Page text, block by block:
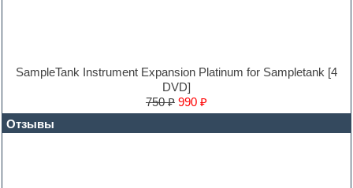
Loops
Maschine Expansion
Mastering plug-ins
MIDI files
SampleTank Instrument Expansion Platinum for Sampletank [4
DVD]
750 ₽ 990 ₽
Отзывы